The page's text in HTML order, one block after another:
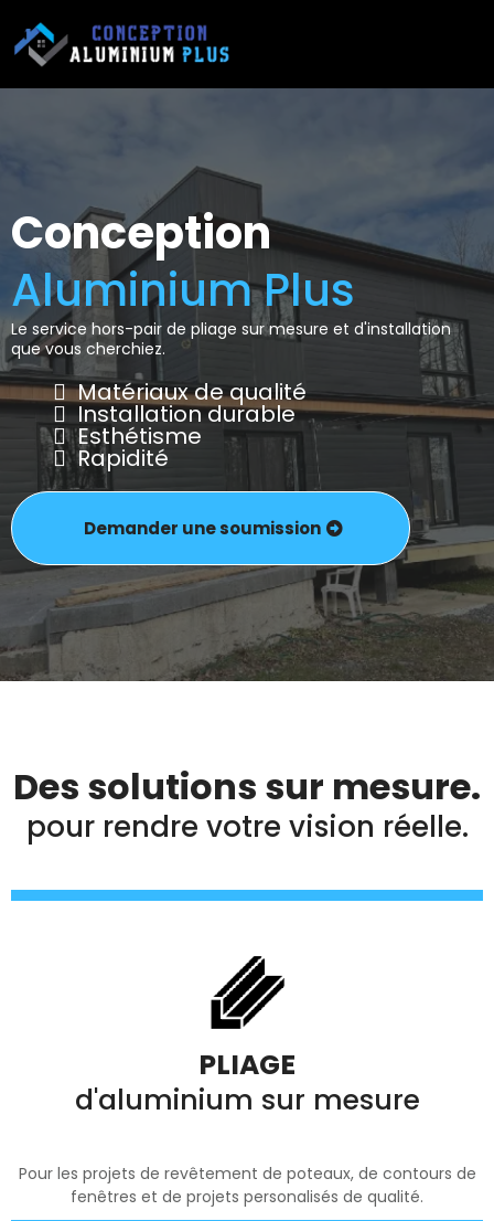
Conception
Aluminium Plus
Le service hors-pair de pliage sur mesure et d'installation
que vous cherchiez.
Matériaux de qualité
Installation durable
Esthétisme
Rapidité
Demander une soumission
Des solutions sur mesure.
pour rendre votre vision réelle.
PLIAGE
d'aluminium sur mesure
Pour les projets de revêtement de poteaux, de contours de
fenêtres et de projets personalisés de qualité.